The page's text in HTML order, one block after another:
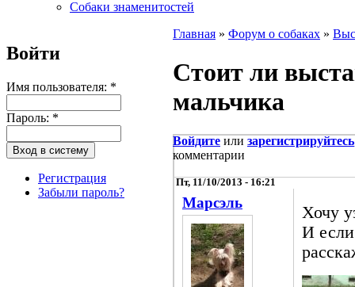
Собаки знаменитостей
Войти
Имя пользователя: *
Пароль: *
Регистрация
Забыли пароль?
Главная » Форум о собаках »
Стоит ли
мальчика
Войдите или зарегистрируйтесь
комментарии
Пт, 11/10/2013 - 16:21
Марсэль
Хочу
И